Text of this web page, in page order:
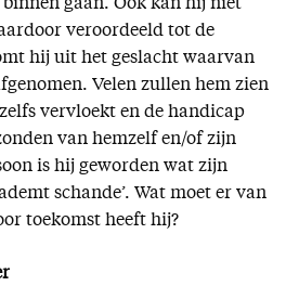
gaan. Ook kan hij niet
veroordeeld tot de
hij uit het geslacht waarvan
Velen zullen hem zien
vervloekt en de handicap
van hemzelf en/of zijn
is hij geworden wat zijn
schande’. Wat moet er van
toekomst heeft hij?